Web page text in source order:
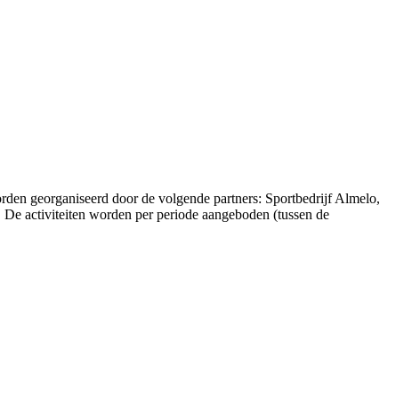
georganiseerd door de volgende partners: Sportbedrijf Almelo,
activiteiten worden per periode aangeboden (tussen de